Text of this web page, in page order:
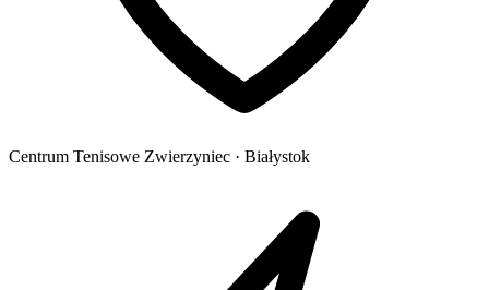
Centrum Tenisowe Zwierzyniec · Białystok